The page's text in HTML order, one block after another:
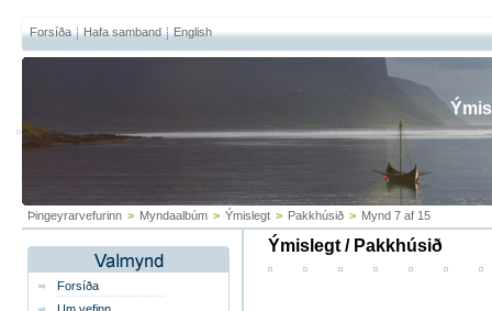
Forsíða Hafa samband English
Þingeyrarvefurinn > Myndaalbúm > Ýmislegt > Pakkhúsið > Mynd 7 af 15
Forsíða
Ýmislegt / Pakkhúsið